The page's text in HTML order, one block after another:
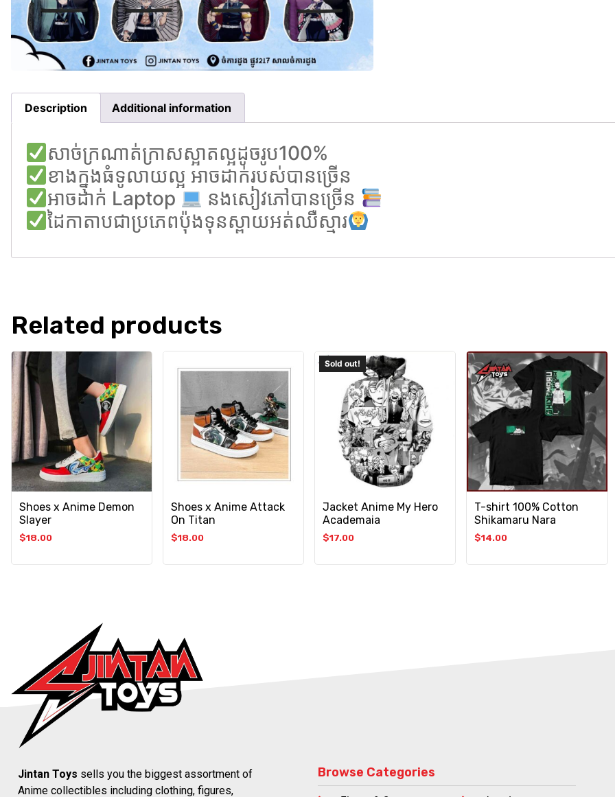
Description Additional information
សាច់ក្រណាត់ក្រាសស្អាតល្អដូចរូប100%
ខាងក្នុងធំទូលាយល្អ អាចដាក់របស់បានច្រើន
អាចដាក់ Laptop
នងសៀវភៅបានច្រើន
ដៃកាតាបជាប្រភេពប៉ុងទុនស្ពាយអត់ឈឺស្មារ
Related products
Shoes x Anime Demon
Slayer
$18.00
Shoes x Anime Attack
On Titan
$18.00
Jacket Anime My Hero
Academaia
$17.00
T-shirt 100% Cotton
Shikamaru Nara
$14.00
Jintan Toys sells you the biggest assortment of
Anime collectibles including clothing, figures,
Browse Categories